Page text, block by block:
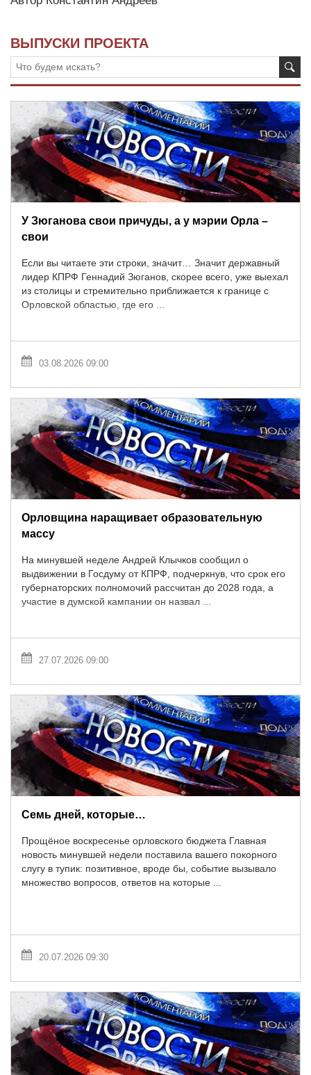
ВЫПУСКИ ПРОЕКТА
У Зюганова свои причуды, а у мэрии Орла –
свои
Если вы читаете эти строки, значит… Значит державный
лидер КПРФ Геннадий Зюганов, скорее всего, уже выехал
из столицы и стремительно приближается к границе с
Орловской областью, где его ...
03.08.2026 09:00
Орловщина наращивает образовательную
массу
На минувшей неделе Андрей Клычков сообщил о
выдвижении в Госдуму от КПРФ, подчеркнув, что срок его
губернаторских полномочий рассчитан до 2028 года, а
участие в думской кампании он назвал ...
27.07.2026 09:00
Семь дней, которые…
Прощёное воскресенье орловского бюджета Главная
новость минувшей недели поставила вашего покорного
слугу в тупик: позитивное, вроде бы, событие вызывало
множество вопросов, ответов на которые ...
20.07.2026 09:30